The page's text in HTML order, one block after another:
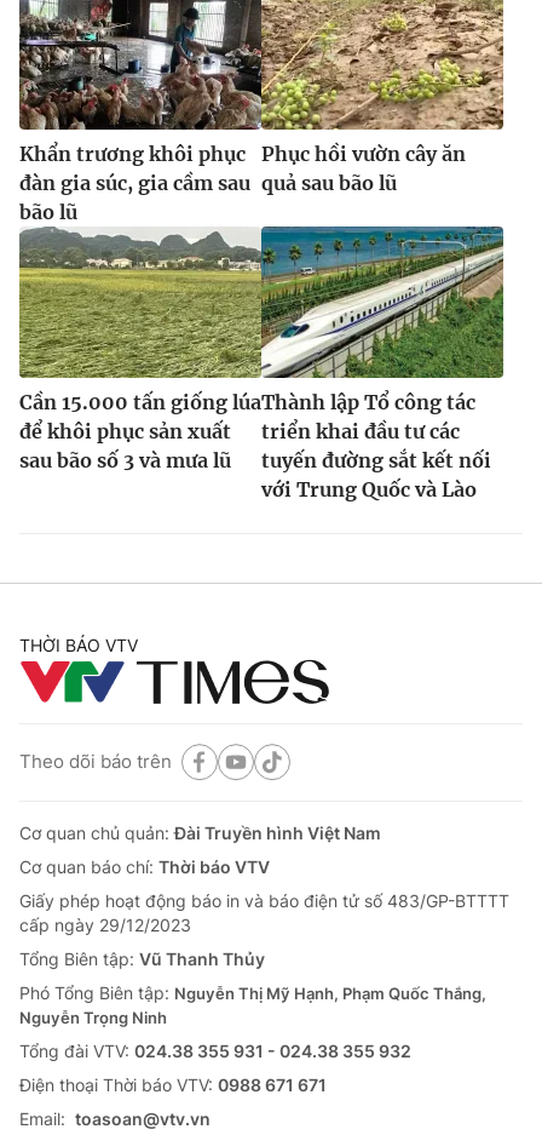
Khẩn trương khôi phục
đàn gia súc, gia cầm sau
bão lũ
Phục hồi vườn cây ăn
quả sau bão lũ
Cần 15.000 tấn giống lúa
để khôi phục sản xuất
sau bão số 3 và mưa lũ
Thành lập Tổ công tác
triển khai đầu tư các
tuyến đường sắt kết nối
với Trung Quốc và Lào
THỜI BÁO VTV
Theo dõi báo trên
Cơ quan chủ quản:Đài Truyền hình Việt Nam
Cơ quan báo chí: Thời báo VTV
Giấy phép hoạt động báo in và báo điện tử số 483/GP-BTTTT
cấp ngày 29/12/2023
Tổng Biên tập: Vũ Thanh Thủy
Phó Tổng Biên tập: Nguyễn Thị Mỹ Hạnh, Phạm Quốc Thắng,
Nguyễn Trọng Ninh
Tổng đài VTV: 024.38 355 931 - 024.38 355 932
Ðiện thoại Thời báo VTV: 0988 671 671
Email: toasoan@vtv.vn